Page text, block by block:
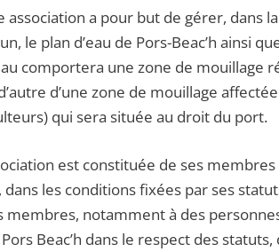
association a pour but de gérer, dans
le plan d’eau de Pors-Beac’h ainsi
comportera une zone de mouillage
d’une zone de mouillage
qui sera située au droit du port.
est constituée de ses
dans les conditions fixées par ses
membres, notamment à des
Beac’h dans le respect des